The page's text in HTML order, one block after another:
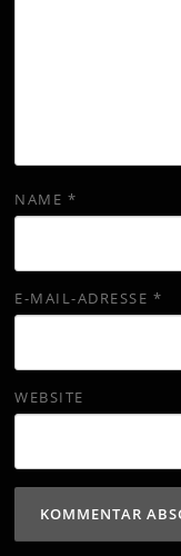
NAME *
E-MAIL-ADRESSE *
WEBSITE